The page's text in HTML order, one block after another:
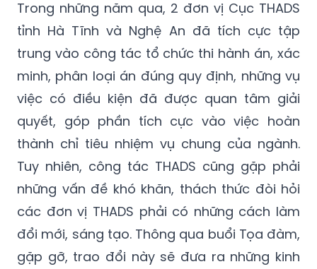
Trong những năm qua, 2 đơn vị Cục THADS
tỉnh Hà Tĩnh và Nghệ An đã tích cực tập
trung vào công tác tổ chức thi hành án, xác
minh, phân loại án đúng quy định, những vụ
việc có điều kiện đã được quan tâm giải
quyết, góp phần tích cực vào việc hoàn
thành chỉ tiêu nhiệm vụ chung của ngành.
Tuy nhiên, công tác THADS cũng gặp phải
những vấn đề khó khăn, thách thức đòi hỏi
các đơn vị THADS phải có những cách làm
đổi mới, sáng tạo. Thông qua buổi Tọa đàm,
gặp gỡ, trao đổi này sẽ đưa ra những kinh